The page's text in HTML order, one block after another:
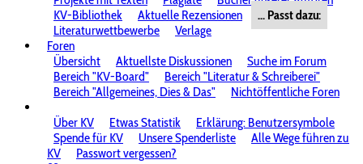
KV-Bibliothek
Aktuelle Rezensionen
... Passt dazu:
Literaturwettbewerbe
Verlage
Foren
Übersicht
Aktuellste Diskussionen
Suche im Forum
Bereich "KV-Board"
Bereich "Literatur & Schreiberei"
Bereich "Allgemeines, Dies & Das"
Nichtöffentliche Foren
Über KV
Etwas Statistik
Erklärung: Benutzersymbole
Spende für KV
Unsere Spenderliste
Alle Wege führen zu
KV
Passwort vergessen?